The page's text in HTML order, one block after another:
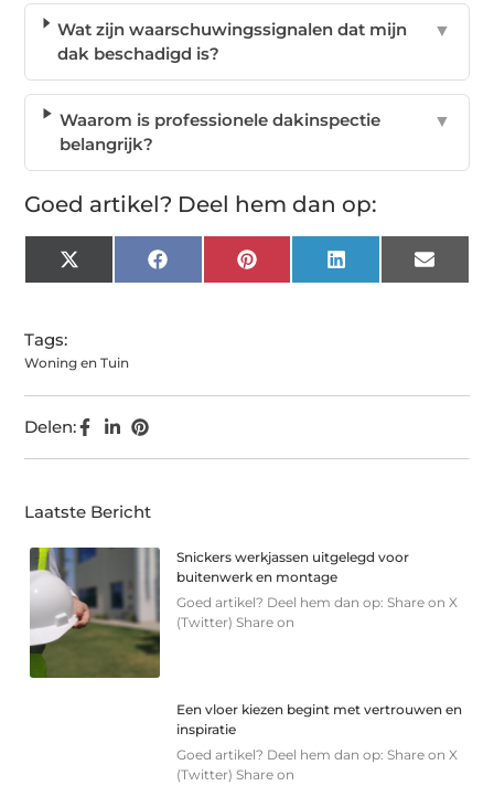
Wat zijn waarschuwingssignalen dat mijn
dak beschadigd is?
▼
Waarom is professionele dakinspectie
belangrijk?
▼
Goed artikel? Deel hem dan op:
X
(Twitter)
FacebookPinterest LinkedIn Email
Tags:
Woning en Tuin
Delen:
Laatste Bericht
Snickers werkjassen uitgelegd voor
buitenwerk en montage
Goed artikel? Deel hem dan op: Share on X
(Twitter) Share on
Een vloer kiezen begint met vertrouwen en
inspiratie
Goed artikel? Deel hem dan op: Share on X
(Twitter) Share on